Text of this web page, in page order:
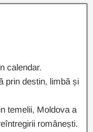
calendar.
prin destin, limbă și
temelii, Moldova a
românești.